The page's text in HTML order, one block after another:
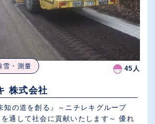
雪・測量 45人
株式会社
知の道を創る』～ニチレキグループ
通して社会に貢献いたします～ 優れ